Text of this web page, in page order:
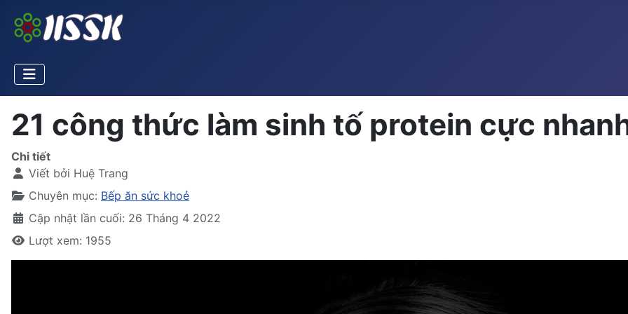
21 công thức làm sinh tố protein cực
Chi tiết
Viết bởi Huệ Trang
Chuyên mục: Bếp ăn sức khoẻ
Cập nhật lần cuối: 26 Tháng 4 2022
Lượt xem: 1955